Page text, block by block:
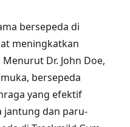
bersepeda di
meningkatkan
Dr. John Doe,
bersepeda
yang efektif
jantung dan paru-